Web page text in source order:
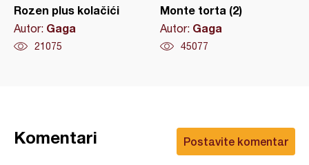
Rozen plus kolačići
Autor: Gaga
21075
Monte torta (2)
Autor: Gaga
45077
Postavite komentar
Komentari